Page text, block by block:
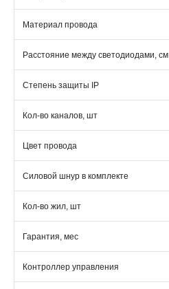
Материал провода
Расстояние между светодиодами, см
Степень защиты IP
Кол-во каналов, шт
Цвет провода
Силовой шнур в комплекте
Кол-во жил, шт
Гарантия, мес
Контроллер управления